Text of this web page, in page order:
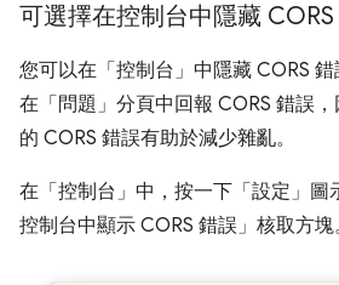
可選擇在控制台中隱藏
您可以在「控制台」 中隱藏 CORS
在「問題」分頁中回報 CORS 錯誤
的 CORS 錯誤有助於減少雜亂。
在「控制台」 中，按一下「設定」 圖
控制台中顯示 CORS 錯誤」 核取方塊